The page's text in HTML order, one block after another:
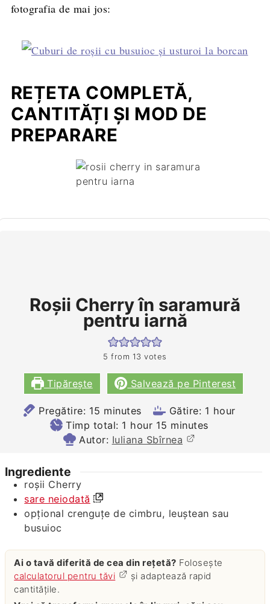
fotografia de mai jos:
REȚETA COMPLETĂ,
CANTITĂȚI ȘI MOD DE
PREPARARE
Roșii Cherry în saramură
pentru iarnă
5 from 13 votes
Tipărește Salvează pe Pinterest
Pregătire: 15 minutes
minutes Gătire: 1 hour
hour
Timp total: 1 hour
hour 15 minutes
minutes
Autor: Iuliana Sbîrnea
Ingrediente
roșii Cherry
sare neiodată
opțional crenguțe de cimbru, leuștean sau
busuioc
Ai o tavă diferită de cea din rețetă? Folosește
calculatorul pentru tăvi
și adaptează rapid
cantitățile.